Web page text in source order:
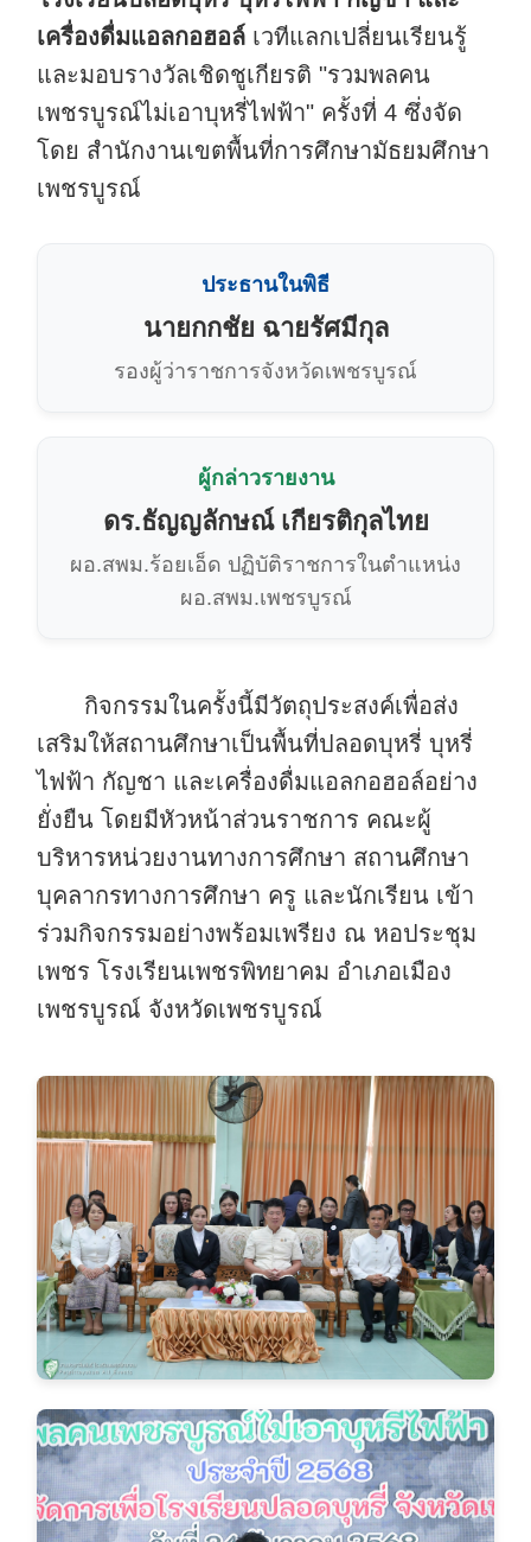
เครื่องดื่มแอลกอฮอล์ เวทีแลกเปลี่ยนเรียนรู้
และมอบรางวัลเชิดชูเกียรติ "รวมพลคน
เพชรบูรณ์ไม่เอาบุหรี่ไฟฟ้า" ครั้งที่ 4 ซึ่งจัด
โดย สำนักงานเขตพื้นที่การศึกษามัธยมศึกษา
เพชรบูรณ์
ประธานในพิธี
นายกกชัย ฉายรัศมีกุล
รองผู้ว่าราชการจังหวัดเพชรบูรณ์
ผู้กล่าวรายงาน
ดร.ธัญญลักษณ์ เกียรติกุลไทย
ผอ.สพม.ร้อยเอ็ด ปฏิบัติราชการในตำแหน่ง
ผอ.สพม.เพชรบูรณ์
กิจกรรมในครั้งนี้มีวัตถุประสงค์เพื่อส่ง
เสริมให้สถานศึกษาเป็นพื้นที่ปลอดบุหรี่ บุหรี่
ไฟฟ้า กัญชา และเครื่องดื่มแอลกอฮอล์อย่าง
ยั่งยืน โดยมีหัวหน้าส่วนราชการ คณะผู้
บริหารหน่วยงานทางการศึกษา สถานศึกษา
บุคลากรทางการศึกษา ครู และนักเรียน เข้า
ร่วมกิจกรรมอย่างพร้อมเพรียง ณ หอประชุม
เพชร โรงเรียนเพชรพิทยาคม อำเภอเมือง
เพชรบูรณ์ จังหวัดเพชรบูรณ์